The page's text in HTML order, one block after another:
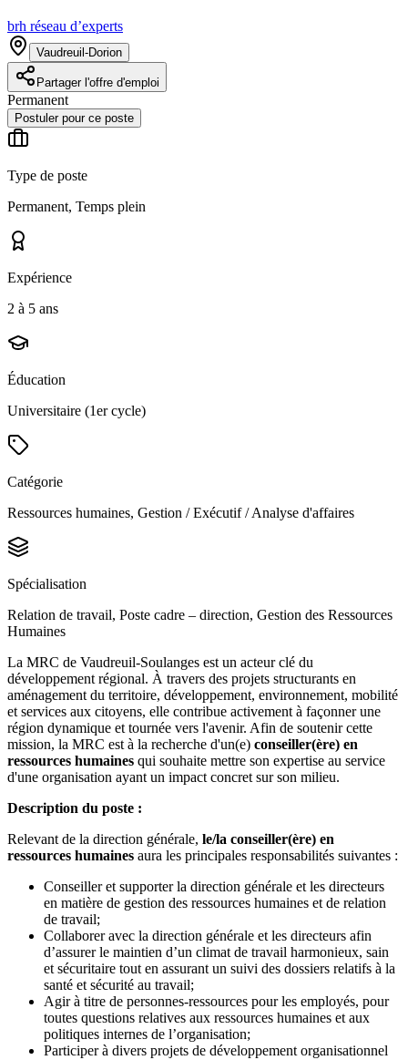
brh réseau d’experts
Vaudreuil-Dorion
Partager l'offre d'emploi
Permanent
Postuler pour ce poste
Type de poste
Permanent, Temps plein
Expérience
2 à 5 ans
Éducation
Universitaire (1er cycle)
Catégorie
Ressources humaines, Gestion / Exécutif / Analyse d'affaires
Spécialisation
Relation de travail, Poste cadre – direction, Gestion des Ressources
Humaines
La MRC de Vaudreuil-Soulanges est un acteur clé du
développement régional. À travers des projets structurants en
aménagement du territoire, développement, environnement, mobilité
et services aux citoyens, elle contribue activement à façonner une
région dynamique et tournée vers l'avenir. Afin de soutenir cette
mission, la MRC est à la recherche d'un(e) conseiller(ère) en
ressources humaines qui souhaite mettre son expertise au service
d'une organisation ayant un impact concret sur son milieu.
Description du poste :
Relevant de la direction générale, le/la conseiller(ère) en
ressources humaines aura les principales responsabilités suivantes :
Conseiller et supporter la direction générale et les directeurs
en matière de gestion des ressources humaines et de relation
de travail;
Collaborer avec la direction générale et les directeurs afin
d’assurer le maintien d’un climat de travail harmonieux, sain
et sécuritaire tout en assurant un suivi des dossiers relatifs à la
santé et sécurité au travail;
Agir à titre de personnes-ressources pour les employés, pour
toutes questions relatives aux ressources humaines et aux
politiques internes de l’organisation;
Participer à divers projets de développement organisationnel